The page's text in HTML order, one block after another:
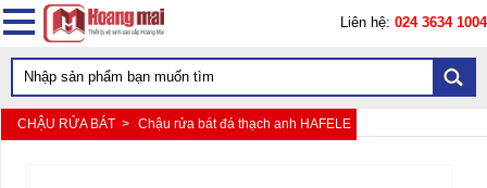
Liên hệ: 024 3634 1004
CHẬU RỬA BÁT > Chậu rửa bát đá thạch anh HAFELE